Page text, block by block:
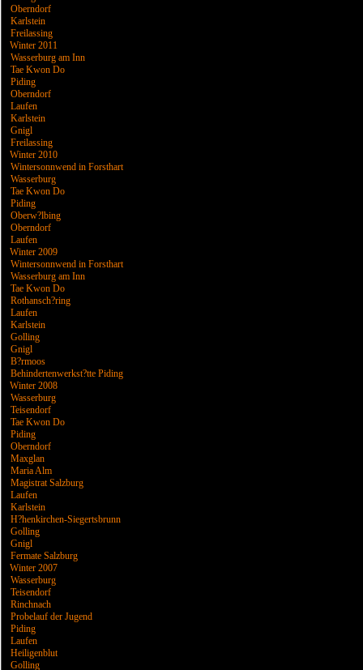
Oberndorf
Karlstein
Freilassing
Winter 2011
Wasserburg am Inn
Tae Kwon Do
Piding
Oberndorf
Laufen
Karlstein
Gnigl
Freilassing
Winter 2010
Wintersonnwend in Forsthart
Wasserburg
Tae Kwon Do
Piding
Oberw?lbing
Oberndorf
Laufen
Winter 2009
Wintersonnwend in Forsthart
Wasserburg am Inn
Tae Kwon Do
Rothansch?ring
Laufen
Karlstein
Golling
Gnigl
B?rmoos
Behindertenwerkst?tte Piding
Winter 2008
Wasserburg
Teisendorf
Tae Kwon Do
Piding
Oberndorf
Maxglan
Maria Alm
Magistrat Salzburg
Laufen
Karlstein
H?henkirchen-Siegertsbrunn
Golling
Gnigl
Fermate Salzburg
Winter 2007
Wasserburg
Teisendorf
Rinchnach
Probelauf der Jugend
Piding
Laufen
Heiligenblut
Golling